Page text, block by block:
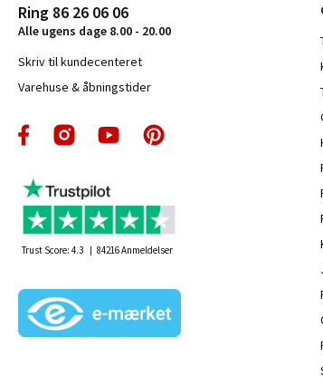
Ring 86 26 06 06
Alle ugens dage 8.00 - 20.00
Skriv til kundecenteret
Varehuse & åbningstider
Trust Score: 4.3 84216Anmeldelser